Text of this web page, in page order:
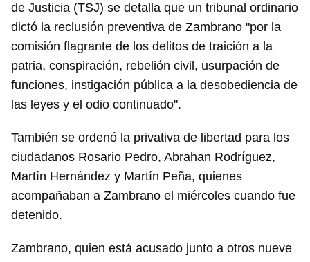
de Justicia (TSJ) se detalla que un tribunal ordinario
dictó la reclusión preventiva de Zambrano "por la
comisión flagrante de los delitos de traición a la
patria, conspiración, rebelión civil, usurpación de
funciones, instigación pública a la desobediencia de
las leyes y el odio continuado".
También se ordenó la privativa de libertad para los
ciudadanos Rosario Pedro, Abrahan Rodríguez,
Martín Hernández y Martín Peña, quienes
acompañaban a Zambrano el miércoles cuando fue
detenido.
Zambrano, quien está acusado junto a otros nueve